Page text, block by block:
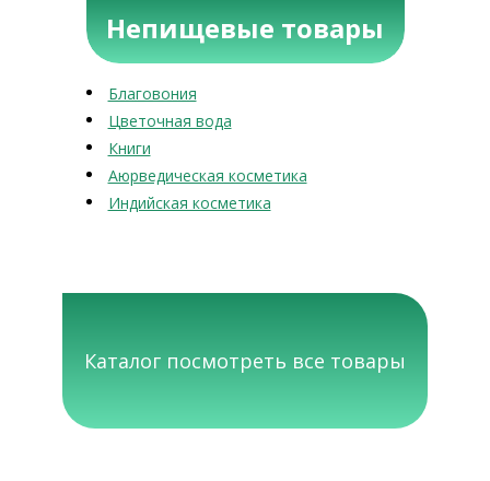
Непищевые товары
Благовония
Цветочная вода
Книги
Аюрведическая косметика
Индийская косметика
Каталог посмотреть все товары